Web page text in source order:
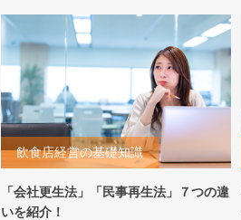
飲食店経営の基礎知識
「会社更生法」「民事再生法」７つの違
いを紹介！